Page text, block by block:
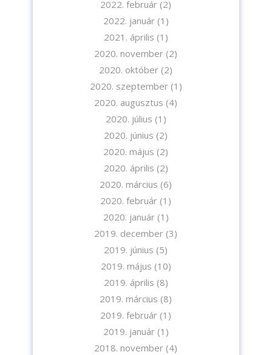
2022. február (2)
2022. január(1)
2021. április (1)
2020. november (2)
2020. október (2)
2020. szeptember(1)
2020. augusztus (4)
2020. július (1)
2020. június (2)
2020. május (2)
2020. április (2)
2020. március (6)
2020. február (1)
2020. január(1)
2019. december (3)
2019. június (5)
2019. május (10)
2019. április (8)
2019. március (8)
2019. február (1)
2019. január(1)
2018. november (4)
Iratkozzon fel hírlevelünkre!
A feliratkozással elfogadja az adatvédelmi tájékoztatónkat. Elolvasom
Adatvédelmi tájékoztatót.
Feliratkozom